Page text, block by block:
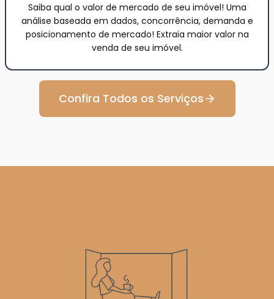
Saiba qual o valor de mercado de seu imóvel! Uma
análise baseada em dados, concorrência, demanda e
posicionamento de mercado! Extraia maior valor na
venda de seu imóvel.
Confira Todos os Serviços